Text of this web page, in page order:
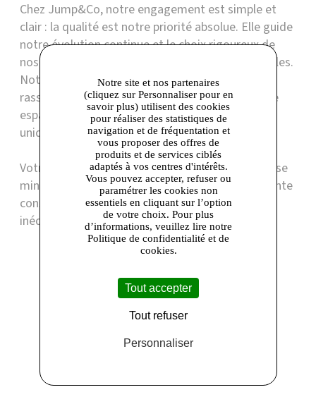
Chez Jump&Co, notre engagement est simple et
clair : la qualité est notre priorité absolue. Elle guide
notre évolution continue et le choix rigoureux de
nos matériaux pour des produits fiables et durables.
Notre concept Jump&Co est né d’une envie :
rassembler toutes nos collections dans un même
espace, afin d’offrir à nos clients une expérience
unique et un service de qualité.
Votre boutique Jump&Co vous propose une remise
minimale de -30 % toute l’année sur le prix de vente
conseillé ainsi que des offres promotionnelles
inédites à découvrir en boutique.
Notre site et nos partenaires
(cliquez sur Personnaliser pour en
savoir plus) utilisent des cookies
pour réaliser des statistiques de
navigation et de fréquentation et
vous proposer des offres de
produits et de services ciblés
adaptés à vos centres d'intérêts.
Vous pouvez accepter, refuser ou
paramétrer les cookies non
essentiels en cliquant sur l’option
de votre choix. Pour plus
d’informations, veuillez lire notre
Politique de confidentialité et de
cookies.
Tout accepter
Tout refuser
Personnaliser